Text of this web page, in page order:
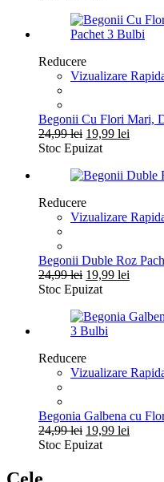
fost:
24,99 lei.
19,99
Reducere
Vizualizare
Begonii Cu Flori Mari,
24,99lei Prețul
inițial
fost:
19,99 lei
19,99
Stoc Epuizat
Reducere
Vizualizare
Begonii Duble Roz
24,99lei Prețul
inițial
fost:
24,99 lei.
19,99 lei
19,99
Stoc Epuizat
Reducere
Vizualizare
Begonia Galbena cu
24,99lei Prețul
inițial
19,99 lei
Stoc Epuizat